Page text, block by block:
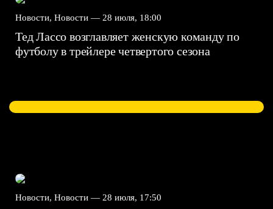
Новости, Новости — 28 июля, 18:00
Тед Лассо возглавляет женскую команду по
футболу в трейлере четвертого сезона
Новости, Новости — 28 июля, 17:50